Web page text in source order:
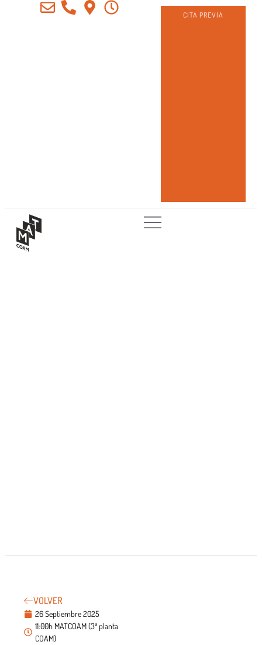
CITA PREVIA
VOLVER
26 Septiembre 2025
11:00h MATCOAM (3ª planta
COAM)